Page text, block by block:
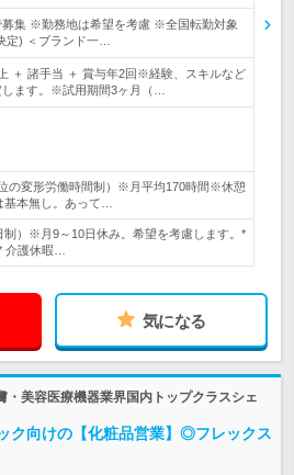
集 ※勤務地は希望を考慮 ※全国転勤対象
定) ＜ブランド一…
＋ 諸手当 ＋ 賞与年2回※経験、スキルなど
します。※試用期間3ヶ月（…
の変形労働時間制）※月平均170時間※休憩
本無し。あって…
制）※月9～10日休み。希望を考慮します。*
介護休暇…
気になる
・美容医療機器業界国内トップクラスシェ
向けの【化粧品営業】◎フレックス